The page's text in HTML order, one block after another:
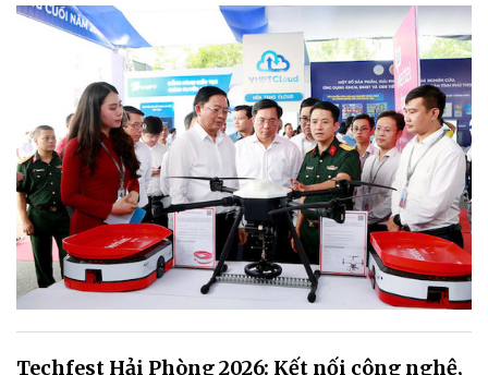
Techfest Hải Phòng 2026: Kết nối công nghệ,